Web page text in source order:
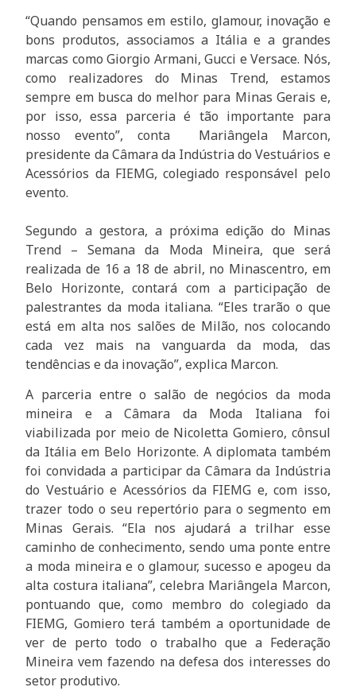
“Quando pensamos em estilo, glamour, inovação e
bons produtos, associamos a Itália e a grandes
marcas como Giorgio Armani, Gucci e Versace. Nós,
como realizadores do Minas Trend, estamos
sempre em busca do melhor para Minas Gerais e,
por isso, essa parceria é tão importante para
nosso evento”, conta Mariângela Marcon,
presidente da Câmara da Indústria do Vestuários e
Acessórios da FIEMG, colegiado responsável pelo
evento.
Segundo a gestora, a próxima edição do Minas
Trend – Semana da Moda Mineira, que será
realizada de 16 a 18 de abril, no Minascentro, em
Belo Horizonte, contará com a participação de
palestrantes da moda italiana. “Eles trarão o que
está em alta nos salões de Milão, nos colocando
cada vez mais na vanguarda da moda, das
tendências e da inovação”, explica Marcon.
A parceria entre o salão de negócios da moda
mineira e a Câmara da Moda Italiana foi
viabilizada por meio de Nicoletta Gomiero, cônsul
da Itália em Belo Horizonte. A diplomata também
foi convidada a participar da Câmara da Indústria
do Vestuário e Acessórios da FIEMG e, com isso,
trazer todo o seu repertório para o segmento em
Minas Gerais. “Ela nos ajudará a trilhar esse
caminho de conhecimento, sendo uma ponte entre
a moda mineira e o glamour, sucesso e apogeu da
alta costura italiana”, celebra Mariângela Marcon,
pontuando que, como membro do colegiado da
FIEMG, Gomiero terá também a oportunidade de
ver de perto todo o trabalho que a Federação
Mineira vem fazendo na defesa dos interesses do
setor produtivo.